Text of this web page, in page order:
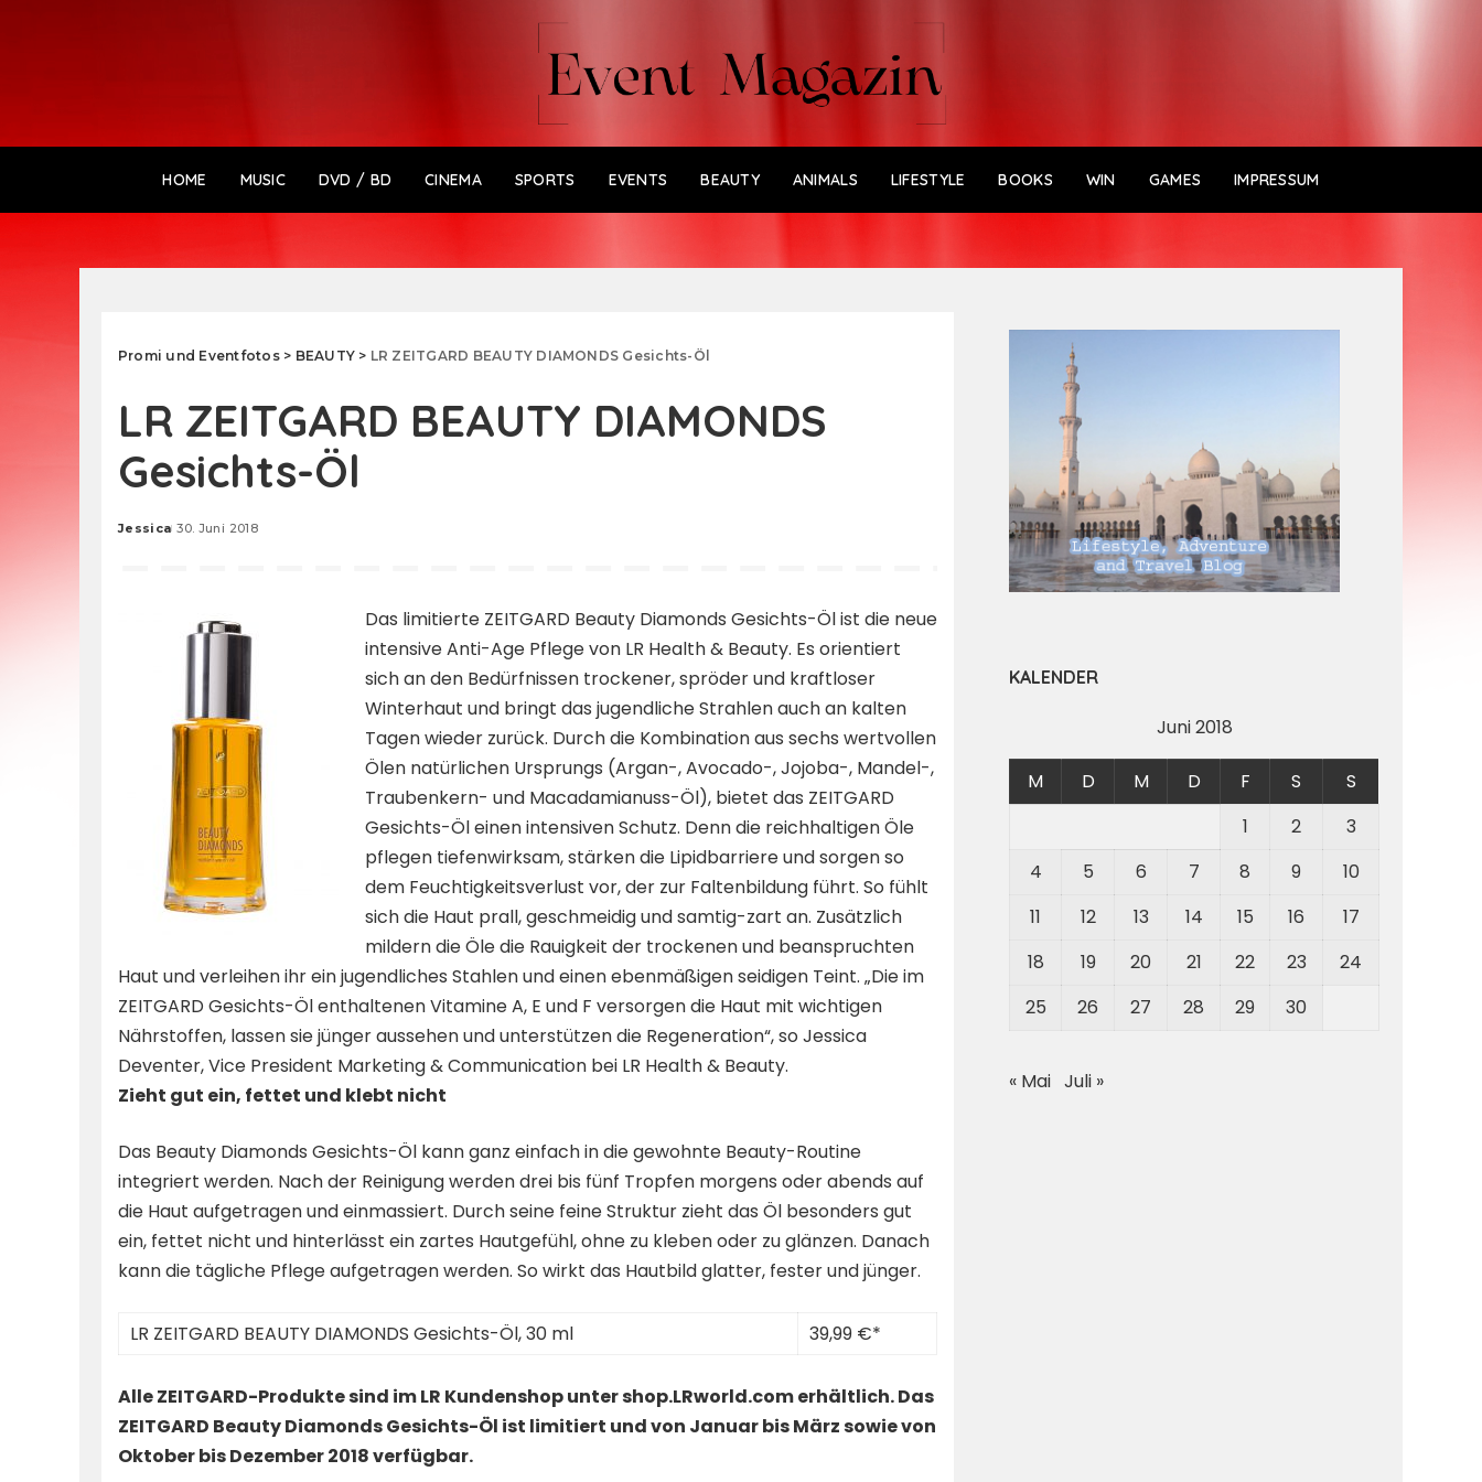
HOME MUSIC DVD / BD CINEMA SPORTS EVENTS BEAUTY ANIMALS LIFESTYLE BOOKS WIN GAMES IMPRESSUM
Promi und Eventfotos> BEAUTY > LR ZEITGARD BEAUTY DIAMONDS Gesichts-Öl
LR ZEITGARD BEAUTY DIAMONDS
Gesichts-Öl
Posted
Jessica 30. Juni 2018
Das limitierte ZEITGARD Beauty Diamonds Gesichts-Öl ist die neue
intensive Anti-Age Pflege von LR Health & Beauty. Es orientiert
sich an den Bedürfnissen trockener, spröder und kraftloser
Winterhaut und bringt das jugendliche Strahlen auch an kalten
Tagen wieder zurück. Durch die Kombination aus sechs wertvollen
Ölen natürlichen Ursprungs (Argan-, Avocado-, Jojoba-, Mandel-,
Traubenkern- und Macadamianuss-Öl), bietet das ZEITGARD
Gesichts-Öl einen intensiven Schutz. Denn die reichhaltigen Öle
pflegen tiefenwirksam, stärken die Lipidbarriere und sorgen so
dem Feuchtigkeitsverlust vor, der zur Faltenbildung führt. So fühlt
sich die Haut prall, geschmeidig und samtig-zart an. Zusätzlich
mildern die Öle die Rauigkeit der trockenen und beanspruchten
Haut und verleihen ihr ein jugendliches Stahlen und einen ebenmäßigen seidigen Teint. „Die im
ZEITGARD Gesichts-Öl enthaltenen Vitamine A, E und F versorgen die Haut mit wichtigen
Nährstoffen, lassen sie jünger aussehen und unterstützen die Regeneration“, so Jessica
Deventer, Vice President Marketing & Communication bei LR Health & Beauty.
Zieht gut ein, fettet und klebt nicht
Das Beauty Diamonds Gesichts-Öl kann ganz einfach in die gewohnte Beauty-Routine
integriert werden. Nach der Reinigung werden drei bis fünf Tropfen morgens oder abends auf
die Haut aufgetragen und einmassiert. Durch seine feine Struktur zieht das Öl besonders gut
ein, fettet nicht und hinterlässt ein zartes Hautgefühl, ohne zu kleben oder zu glänzen. Danach
kann die tägliche Pflege aufgetragen werden. So wirkt das Hautbild glatter, fester und jünger.
LR ZEITGARD BEAUTY DIAMONDS Gesichts-Öl, 30 ml 39,99 €*
Alle ZEITGARD-Produkte sind im LR Kundenshop untershop.LRworld.comerhältlich. Das
ZEITGARD Beauty Diamonds Gesichts-Öl ist limitiert und von Januar bis März sowie von
Oktober bis Dezember 2018 verfügbar.
KALENDER
Juni 2018
M D M D F S
S
1
2
3
4
5 6 7 8 9
10
11
12 13 14 15 16
17
18
19 20 21 22 23
24
25
26 27 28 29 30
« Mai Juli »